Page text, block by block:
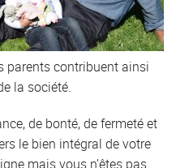
parents contribuent ainsi
la société.
de bonté, de fermeté et
le bien intégral de votre
mais vous n’êtes pas